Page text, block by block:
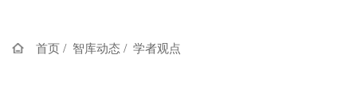
首页 / 智库动态 / 学者观点